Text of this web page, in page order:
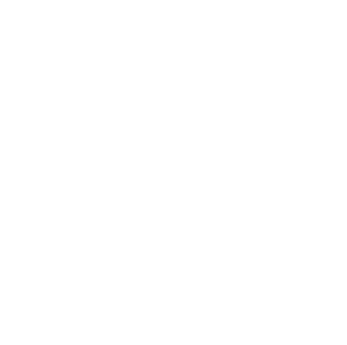
Oeko-Tex Standard 100